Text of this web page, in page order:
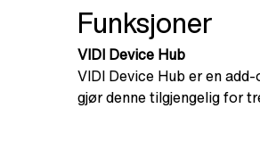
Funksjoner
VIDI Device Hub
VIDI Device Hub er en
gjør denne tilgjengelig for